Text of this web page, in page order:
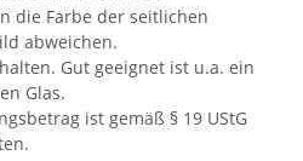
die Farbe der seitlichen
abweichen.
Gut geeignet ist u.a. ein
Glas.
ist gemäß § 19 UStG